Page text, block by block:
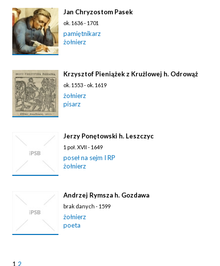
Jan Chryzostom Pasek
ok. 1636 - 1701
pamiętnikarz
żołnierz
Krzysztof Pieniążek z Krużlowej h. Odrowąż
ok. 1553 - ok. 1619
żołnierz
pisarz
Jerzy Ponętowski h. Leszczyc
1 poł. XVII - 1649
poseł na sejm I RP
żołnierz
Andrzej Rymsza h. Gozdawa
brak danych - 1599
żołnierz
poeta
1 2